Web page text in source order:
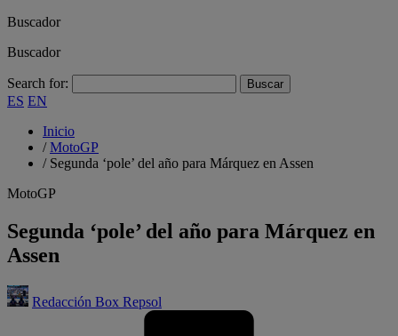
Buscador
Buscador
Search for:
ES EN
Inicio
/MotoGP
/ Segunda ‘pole’ del año para Márquez en Assen
MotoGP
Segunda ‘pole’ del año para Márquez en
Assen
Redacción Box Repsol